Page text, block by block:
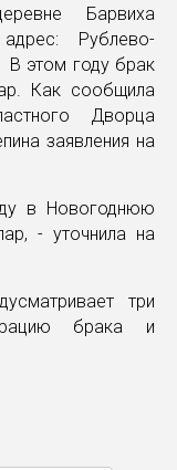
Барвиха
Рублево-
В этом году брак
Как сообщила
Дворца
заявления на
в Новогоднюю
- уточнила на
три
брака и